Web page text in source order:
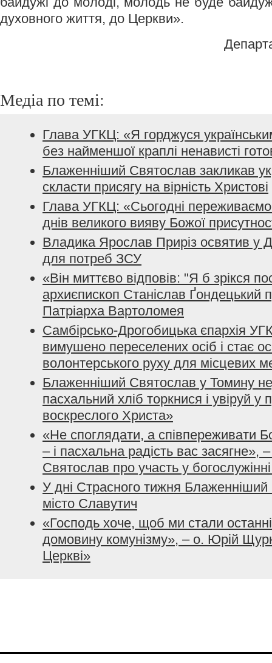
духовного життя, до Церкви».
Медіа по темі:
Глава УГКЦ: «Я горджуся
без найменшої краплі ненависті
Блаженніший Святослав закликав
скласти присягу на вірність Христові
Глава УГКЦ: «Сьогодні переживаємо
днів великого вияву Божої
Владика Ярослав Приріз освятив у
для потреб ЗСУ
«Він миттєво відповів: "Я б зрікся
архиєпископ Станіслав Ґондецький
Патріарха Вартоломея
Самбірсько-Дрогобицька єпархія
вимушено переселених осіб і стає
волонтерського руху для місцевих
Блаженніший Святослав у Томину
пасхальний хліб торкнися і увіруй у
воскреслого Христа»
«Не споглядати, а співпереживати
– і пасхальна радість вас засягне»,
Святослав про участь у
У дні Страсного тижня Блаженніший
місто Славутич
«Господь хоче, щоб ми стали
домовину комунізму», – о. Юрій
Церкві»